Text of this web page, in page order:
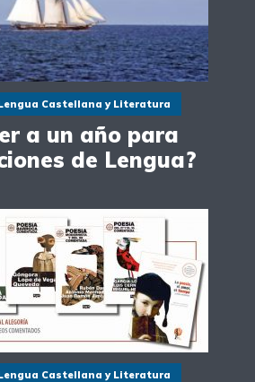
Castellana y Literatura
a un año para
de Lengua?
Castellana y Literatura